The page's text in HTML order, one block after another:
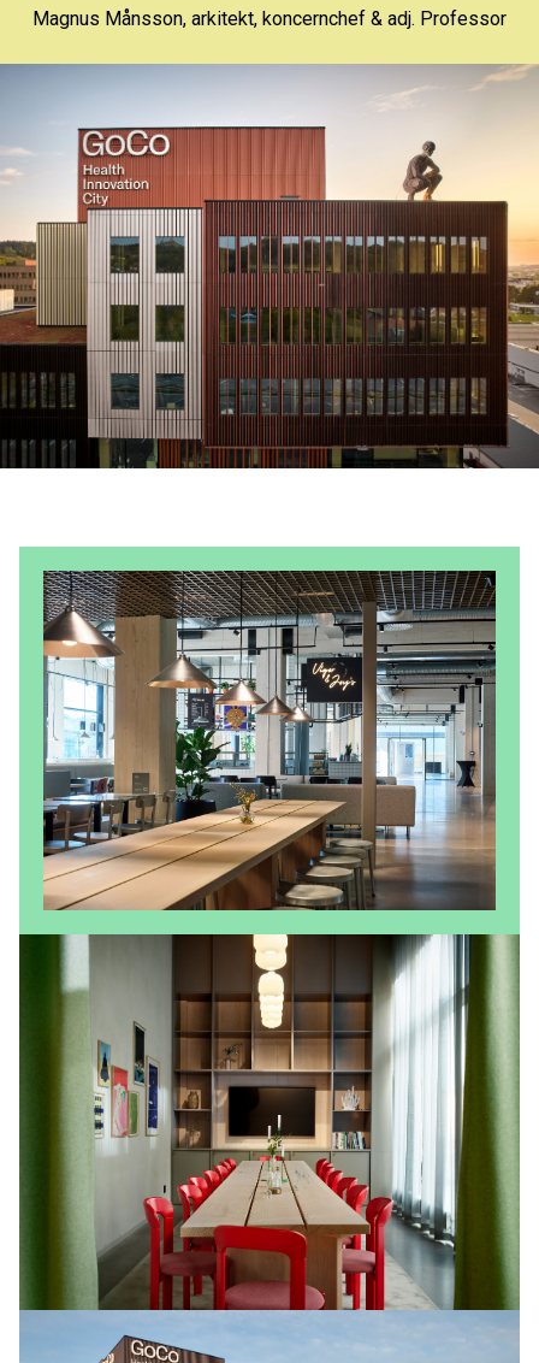
Magnus Månsson, arkitekt, koncernchef & adj. Professor